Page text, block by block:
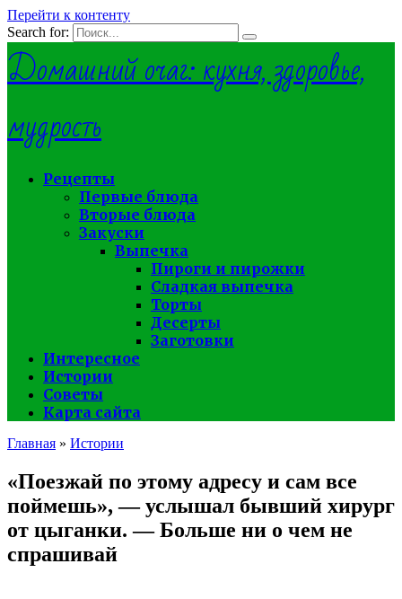
Перейти к контенту
Search for:
Домашний очаг: кухня, здоровье,
мудрость
Рецепты
Первые блюда
Вторые блюда
Закуски
Выпечка
Пироги и пирожки
Сладкая выпечка
Торты
Десерты
Заготовки
Интересное
Истории
Советы
Карта сайта
Главная » Истории
«Поезжай по этому адресу и сам все
поймешь», — услышал бывший хирург
от цыганки. — Больше ни о чем не
спрашивай